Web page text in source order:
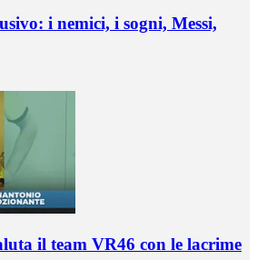
i nemici, i sogni, Messi,
il team VR46 con le lacrime